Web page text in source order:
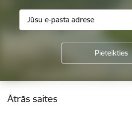
Kājene
Ātrās saites